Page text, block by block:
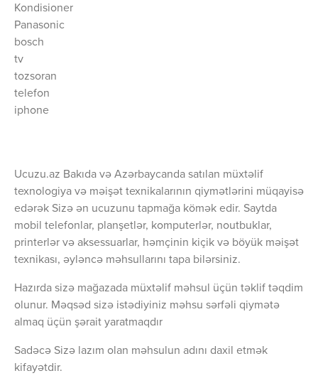
Kondisioner
Panasonic
bosch
tv
tozsoran
telefon
iphone
Ucuzu.az Bakıda və Azərbaycanda satılan müxtəlif
texnologiya və məişət texnikalarının qiymətlərini müqayisə
edərək Sizə ən ucuzunu tapmağa kömək edir. Saytda
mobil telefonlar, planşetlər, komputerlər, noutbuklar,
printerlər və aksessuarlar, həmçinin kiçik və böyük məişət
texnikası, əyləncə məhsullarını tapa bilərsiniz.
Hazırda sizə mağazada müxtəlif məhsul üçün təklif təqdim
olunur. Məqsəd sizə istədiyiniz məhsu sərfəli qiymətə
almaq üçün şərait yaratmaqdır
Sadəcə Sizə lazım olan məhsulun adını daxil etmək
kifayətdir.